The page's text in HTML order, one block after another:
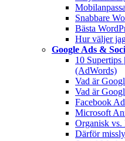
Snabbare
Bästa
Hur väljer
Google Ads &
10 Supertips
(AdWords)
Vad är
Vad är
Facebook
Microsoft
Organisk
Därför